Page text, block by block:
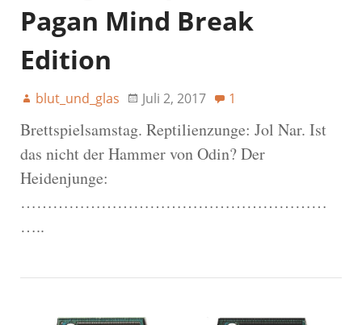
Pagan Mind Break
Edition
blut_und_glas Juli 2, 2017 1
Brettspielsamstag. Reptilienzunge: Jol Nar. Ist
das nicht der Hammer von Odin? Der
Heidenjunge:
…………………………………………………
…..